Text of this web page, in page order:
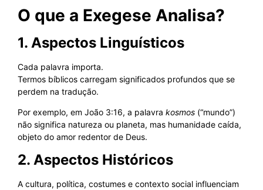
O que a Exegese Analisa?
1. Aspectos Linguísticos
Cada palavra importa.
Termos bíblicos carregam significados profundos que se
perdem na tradução.
Por exemplo, em João 3:16, a palavra kosmos (“mundo”)
não significa natureza ou planeta, mas humanidade caída,
objeto do amor redentor de Deus.
2. Aspectos Históricos
A cultura, política, costumes e contexto social influenciam